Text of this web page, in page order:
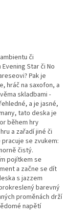
či
Star či No
Pak je
hráč na saxofon, a
skladbami -
a je jasné,
tato deska je
během hry
a zařadí jiné či
se zvukem:
čistý.
pojítkem se
a začne se dít
s jazzem
barevný
proměnách drží
napětí